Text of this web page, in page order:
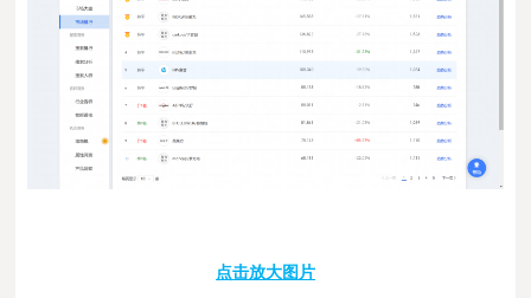
点击放大图片